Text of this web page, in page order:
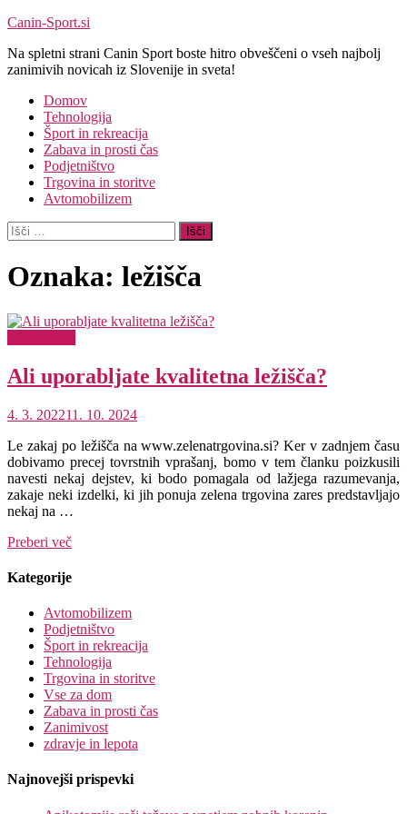
Skip
content
Canin-Sport.si
Na spletni strani Canin Sport boste hitro obveščeni o vseh najbolj
zanimivih novicah iz Slovenije in sveta!
Domov
Tehnologija
Šport in rekreacija
Zabava in prosti čas
Podjetništvo
Trgovina in storitve
Avtomobilizem
Išči:
Oznaka: ležišča
Ali uporabljate kvalitetna ležišča?
4. 3. 202211. 10. 2024
Le zakaj po ležišča na www.zelenatrgovina.si? Ker v zadnjem času
dobivamo precej tovrstnih vprašanj, bomo v tem članku poizkusili
navesti nekaj dejstev, ki bodo pomagala od lažjega razumevanja,
zakaje neki izdelki, ki jih ponuja zelena trgovina zares predstavljajo
nekaj na …
Preberi več
Kategorije
Avtomobilizem
Podjetništvo
Šport in rekreacija
Tehnologija
Trgovina in storitve
Vse za dom
Zabava in prosti čas
Zanimivost
zdravje in lepota
Najnovejši prispevki